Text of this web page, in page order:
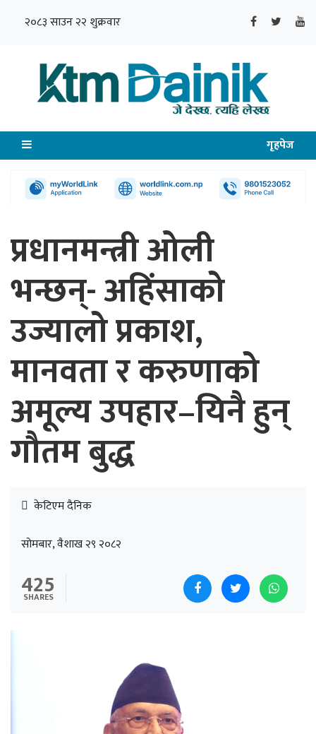
२०८३ साउन २२ शुक्रवार
गृहपेज
प्रधानमन्त्री ओली
भन्छन्- अहिंसाको
उज्यालो प्रकाश,
मानवता र करुणाको
अमूल्य उपहार–यिनै हुन्
गौतम बुद्ध
केटिएम दैनिक
सोमबार, वैशाख २९ २०८२
425
SHARES